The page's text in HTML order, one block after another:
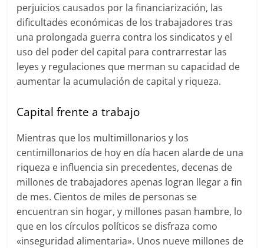
perjuicios causados por la financiarización, las
dificultades económicas de los trabajadores tras
una prolongada guerra contra los sindicatos y el
uso del poder del capital para contrarrestar las
leyes y regulaciones que merman su capacidad de
aumentar la acumulación de capital y riqueza.
Capital frente a trabajo
Mientras que los multimillonarios y los
centimillonarios de hoy en día hacen alarde de una
riqueza e influencia sin precedentes, decenas de
millones de trabajadores apenas logran llegar a fin
de mes. Cientos de miles de personas se
encuentran sin hogar, y millones pasan hambre, lo
que en los círculos políticos se disfraza como
«inseguridad alimentaria». Unos nueve millones de